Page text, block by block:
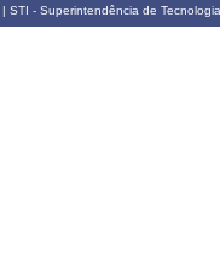
| STI - Superintendência de